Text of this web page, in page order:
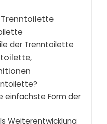
der Trenntoilette
einfachste Form der
Weiterentwicklung